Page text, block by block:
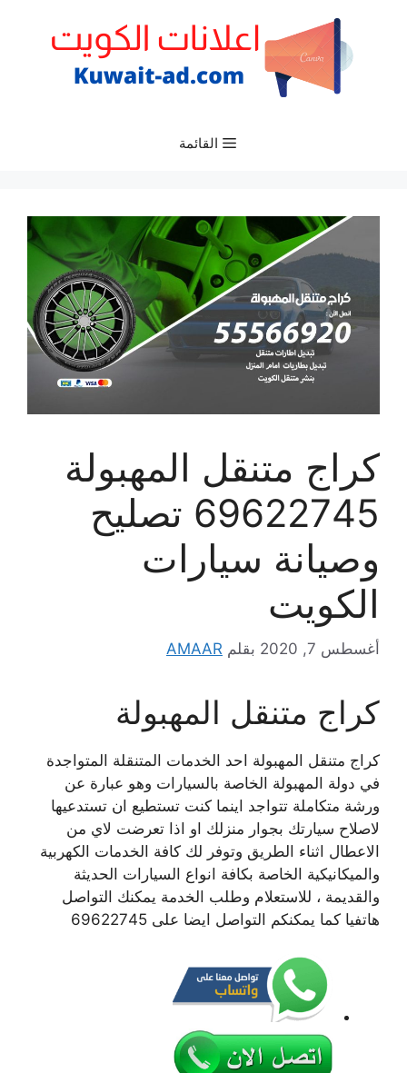
القائمة
كراج متنقل المهبولة
69622745 تصليح
وصيانة سيارات
الكويت
أغسطس 7, 2020 بقلم AMAAR
كراج متنقل المهبولة
كراج متنقل المهبولة احد الخدمات المتنقلة المتواجدة
في دولة المهبولة الخاصة بالسيارات وهو عبارة عن
ورشة متكاملة تتواجد اينما كنت تستطيع ان تستدعيها
لاصلاح سيارتك بجوار منزلك او اذا تعرضت لاي من
الاعطال اثناء الطريق وتوفر لك كافة الخدمات الكهربية
والميكانيكية الخاصة بكافة انواع السيارات الحديثة
والقديمة ، للاستعلام وطلب الخدمة يمكنك التواصل
هاتفيا كما يمكنكم التواصل ايضا على 69622745